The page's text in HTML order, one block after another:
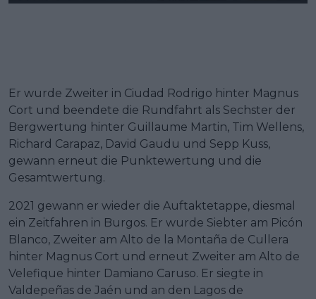
Er wurde Zweiter in Ciudad Rodrigo hinter Magnus
Cort und beendete die Rundfahrt als Sechster der
Bergwertung hinter Guillaume Martin, Tim Wellens,
Richard Carapaz, David Gaudu und Sepp Kuss,
gewann erneut die Punktewertung und die
Gesamtwertung.
2021 gewann er wieder die Auftaktetappe, diesmal
ein Zeitfahren in Burgos. Er wurde Siebter am Picón
Blanco, Zweiter am Alto de la Montaña de Cullera
hinter Magnus Cort und erneut Zweiter am Alto de
Velefique hinter Damiano Caruso. Er siegte in
Valdepeñas de Jaén und an den Lagos de